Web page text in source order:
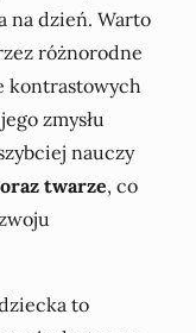
na dzień. Warto
różnorodne
kontrastowych
zmysłu
nauczy
twarze, co
to